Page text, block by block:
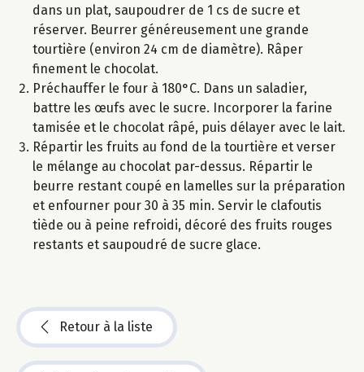
dans un plat, saupoudrer de 1 cs de sucre et
réserver. Beurrer généreusement une grande
tourtière (environ 24 cm de diamètre). Râper
finement le chocolat.
Préchauffer le four à 180°C. Dans un saladier,
battre les œufs avec le sucre. Incorporer la farine
tamisée et le chocolat râpé, puis délayer avec le lait.
Répartir les fruits au fond de la tourtière et verser
le mélange au chocolat par-dessus. Répartir le
beurre restant coupé en lamelles sur la préparation
et enfourner pour 30 à 35 min. Servir le clafoutis
tiède ou à peine refroidi, décoré des fruits rouges
restants et saupoudré de sucre glace.
Retour à la liste